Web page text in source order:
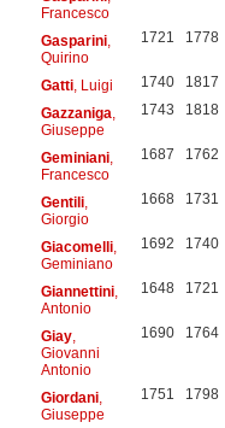
Francesco
Gasparini,
Quirino
1721 1778
Gatti, Luigi 1740 1817
Gazzaniga
Giuseppe
1743 1818
Geminiani,
Francesco
1687 1762
Gentili,
Giorgio
1668 1731
Giacomelli,
Geminiano
1692 1740
Giannettini,
Antonio
1648 1721
Giay,
Giovanni
Antonio
1690 1764
Giordani,
Giuseppe
1751 1798